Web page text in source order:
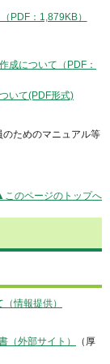
PDF：1,879KB）
成について（PDF：
いて(PDF形式)
ためのマニュアル等
このページのトップへ
情報提供）
（外部サイト）
（厚